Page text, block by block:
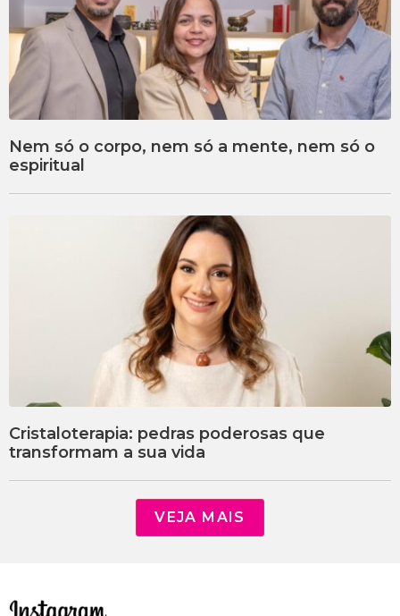
Nem só o corpo, nem só a mente, nem só o
espiritual
Cristaloterapia: pedras poderosas que
transformam a sua vida
VEJA MAIS